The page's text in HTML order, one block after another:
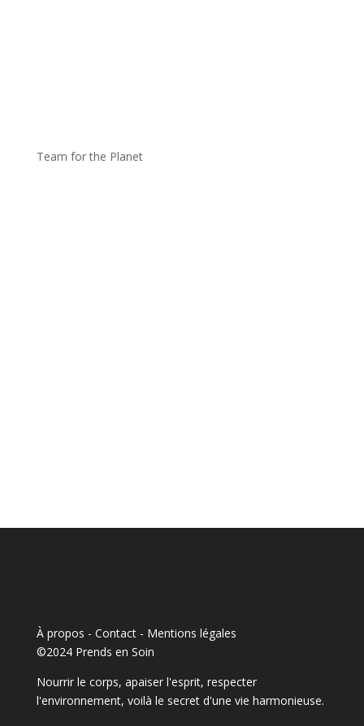
Team for the Planet
À propos - Contact- Mentions légales
©2024 Prends en Soin
Nourrir le corps, apaiser l'esprit, respecter
l'environnement, voilà le secret d'une vie harmonieuse.